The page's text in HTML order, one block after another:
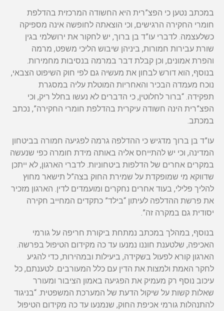
במכתב נטען כי הפצ”רית היא החשודה המרכזית בהדלפת
חומרי החקירה הרגישים, וכי הוצאתה לחופשה אינה מספיקה
כשלעצמה. לדברי עו”ד בן ברוך, יש לחקור את ירושלמי בגין
שורת עבירות חמורות, ביניהן שיבוש הליכי משפט, מרמה
והפרת אמונים, וכן קבלת דבר במרמה בנסיבות מחמירות.
בנוסף, הוא דורש לבחון את מעשיה גם לפי חוק השיפוט הצבאי,
נוכח מעמדה הבכיר והאחריות המוטלת עליה במסגרת
תפקידה. “ברור לחלוטין, כי הדברים לא נעשו בחלל ריק, וכי
הפצ”רית הינה חשודה עיקרית בהדלפת חומרי החקירה”, נכתב
במכתב.
עו”ד בן ברוך מדגיש כי ההדלפה גרמה לפגיעה חמורה בביטחון
המדינה, וכי יש להתייחס אליה באותה מידת חומרה כפי שנעשה
במקרים אחרים של הדלפות ביטחוניות. לדברי הארגון, לא ייתכן
שדווקא מי שמופקדת על שמירת החוק בצה”ל תישאר מחוץ
להליך פלילי, בעוד אחרים נחקרים ומועמדים לדין. הארגון מזכיר
את פרשת ההדלפה לעיתון “בילד” כתקדים המחייב חקירה
יסודית גם במקרה זה”.
בנוסף, במהלך במכתב נמתחת ביקורת חריפה על גורמי
האכיפה, שלטענת חוננו נמנעו עד כה מקידום הטיפול בפרשה.
הארגון קורא לפעול בשקידה, ביעילות ובמהירות, כדי להגיע
לחקר האמת ולמצות את הדין עם כלל המעורבים. לטענתם, כל
עיכוב נוסף רק מעמיק את הפגיעה באמון הציבור ומעורר
שאלות קשות על שיקול הדעת של המערכת המשפטית. “בניגוד
להתנהלות גורמי אכיפת החוק, שנמנעו עד כה מקידום הטיפול